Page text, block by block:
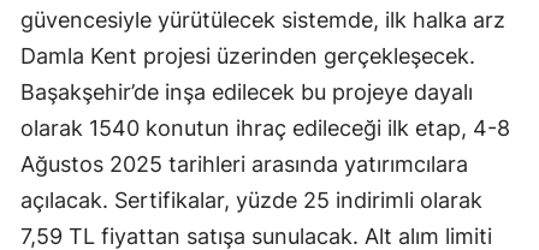
Giresun
Gümüşhane
Hakkari
Hatay
güvencesiyle yürütülecek sistemde, ilk halka arz
Damla Kent projesi üzerinden gerçekleşecek.
Başakşehir’de inşa edilecek bu projeye dayalı
olarak 1540 konutun ihraç edileceği ilk etap, 4-8
Ağustos 2025 tarihleri arasında yatırımcılara
açılacak. Sertifikalar, yüzde 25 indirimli olarak
7,59 TL fiyattan satışa sunulacak. Alt alım limiti